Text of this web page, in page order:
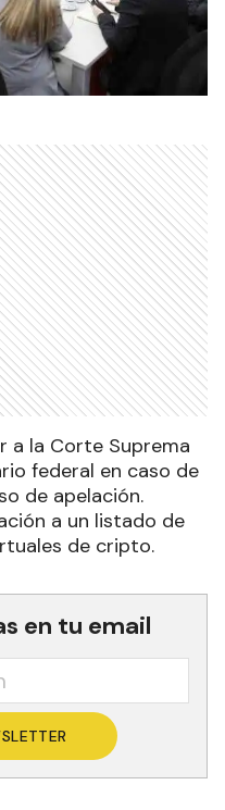
a la Corte Suprema
federal en caso de
de apelación.
a un listado de
de cripto.
en tu email